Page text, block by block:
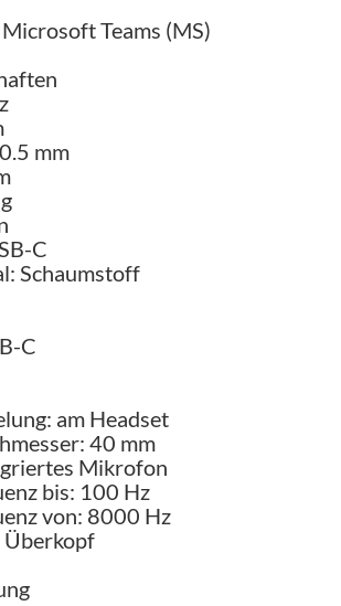
Teams (MS)
mm
C
Schaumstoff
C
am Headset
40 mm
Mikrofon
bis: 100 Hz
von: 8000 Hz
Überkopf